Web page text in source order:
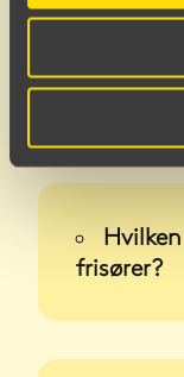
Hva
app?
frisører?